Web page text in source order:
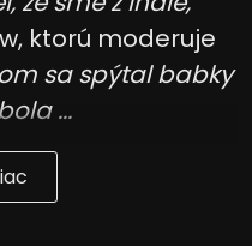
ktorú moderuje
sa spýtal babky
...